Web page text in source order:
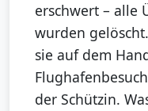
erschwert – alle
wurden
sie auf dem
der Schützin.